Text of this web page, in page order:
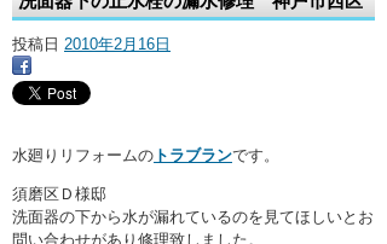
・水栓金具の取替え
・ここに水栓がほしい
投稿日 2010年2月16日
水廻りリフォームの トラブランです。
須磨区Ｄ様邸
洗面器の下から水が漏れているのを見てほしいとお
問い合わせがあり修理致しました。